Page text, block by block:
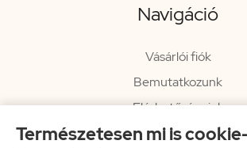
Természetesen mi is
Navigáció
Vásárlói fiók
Bemutatkozunk
Elérhetőségeink
Hírlevél